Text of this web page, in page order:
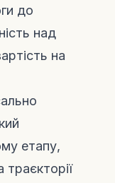
до
над
на
етапу,